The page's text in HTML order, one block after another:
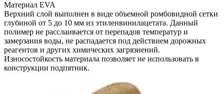
Материал EVA
Верхний слой выполнен в виде объемной ромбовидной сетки
глубиной от 5 до 10 мм из этиленвинилацетата. Данный
полимер не расслаивается от перепадов температур и
замерзания воды, не распадается под действием дорожных
реагентов и других химических загрязнений.
Износостойкость материала позволяет не использовать в
конструкции подпятник.